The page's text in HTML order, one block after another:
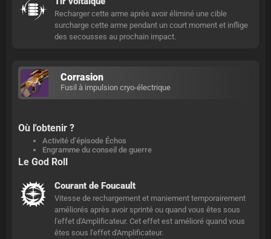
Recharger cette arme après avoir éliminé une cible
surcharge cette arme pendant un court moment et inflige
des secousses au prochain impact.
Corrasion
Fusil à impulsion cryo-électrique
Où l'obtenir ?
Activité d’épisode Échos
Engramme du conseil de guerre
Le God Roll
Courant de Foucault
Vitesse de rechargement et maniement temporairement
améliorés après avoir sprinté ou quand vous êtes sous
l'effet d'Amplificateur. Cet effet est amélioré quand vous
êtes sous l'effet d'Amplificateur.